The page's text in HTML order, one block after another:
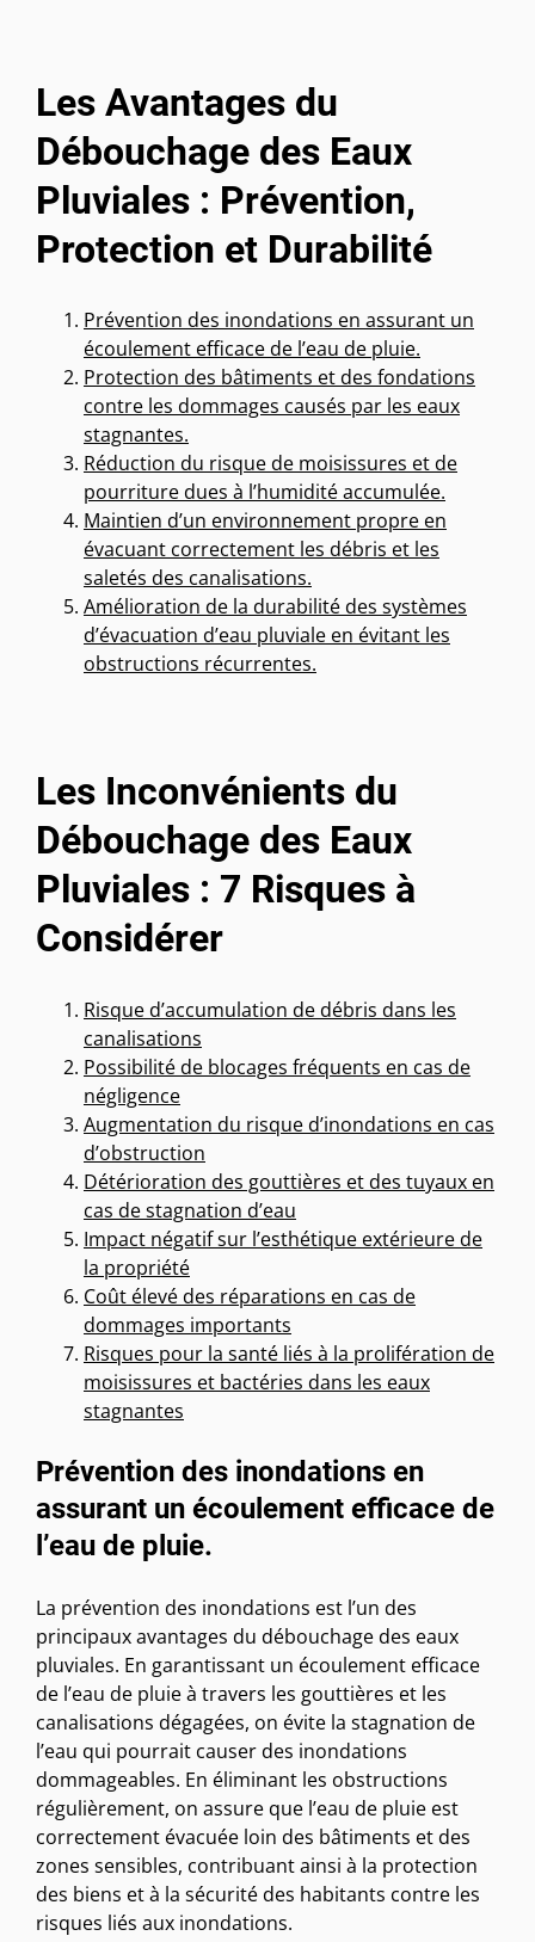
Les Avantages du
Débouchage des Eaux
Pluviales : Prévention,
Protection et Durabilité
Prévention des inondations en assurant un
écoulement efficace de l’eau de pluie.
Protection des bâtiments et des fondations
contre les dommages causés par les eaux
stagnantes.
Réduction du risque de moisissures et de
pourriture dues à l’humidité accumulée.
Maintien d’un environnement propre en
évacuant correctement les débris et les
saletés des canalisations.
Amélioration de la durabilité des systèmes
d’évacuation d’eau pluviale en évitant les
obstructions récurrentes.
Les Inconvénients du
Débouchage des Eaux
Pluviales : 7 Risques à
Considérer
Risque d’accumulation de débris dans les
canalisations
Possibilité de blocages fréquents en cas de
négligence
Augmentation du risque d’inondations en cas
d’obstruction
Détérioration des gouttières et des tuyaux en
cas de stagnation d’eau
Impact négatif sur l’esthétique extérieure de
la propriété
Coût élevé des réparations en cas de
dommages importants
Risques pour la santé liés à la prolifération de
moisissures et bactéries dans les eaux
stagnantes
Prévention des inondations en
assurant un écoulement efficace de
l’eau de pluie.
La prévention des inondations est l’un des
principaux avantages du débouchage des eaux
pluviales. En garantissant un écoulement efficace
de l’eau de pluie à travers les gouttières et les
canalisations dégagées, on évite la stagnation de
l’eau qui pourrait causer des inondations
dommageables. En éliminant les obstructions
régulièrement, on assure que l’eau de pluie est
correctement évacuée loin des bâtiments et des
zones sensibles, contribuant ainsi à la protection
des biens et à la sécurité des habitants contre les
risques liés aux inondations.